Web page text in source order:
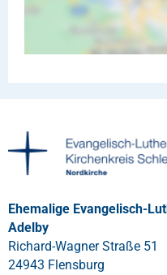
Ehemalige Evangelisch-
Adelby
Richard-Wagner Straße 51
24943 Flensburg